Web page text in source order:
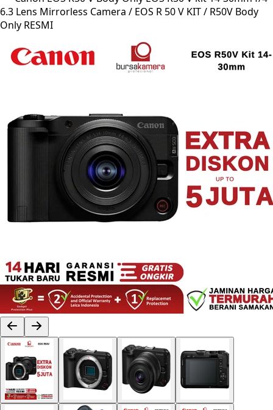
6.3 Lens Mirrorless Camera / EOS R 50 V KIT / R50V Body
Only RESMI